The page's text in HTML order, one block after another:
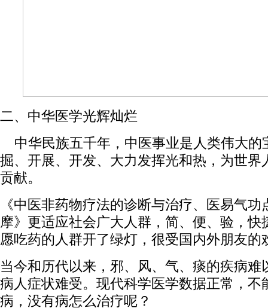
二、中华医学光辉灿烂
中华民族五千年，中医事业是人类伟大的
掘、开展、开发、大力发挥光和热，为世界
贡献。
《中医非药物疗法的诊断与治疗、医易气功
摩》更适应社会广大人群，简、便、验，快
愿吃药的人群开了绿灯，很受国内外朋友的
当今和历代以来，邪、风、气、痰的疾病难
病人症状难受。现代科学医学数据正常，不
病，没有病怎么治疗呢？